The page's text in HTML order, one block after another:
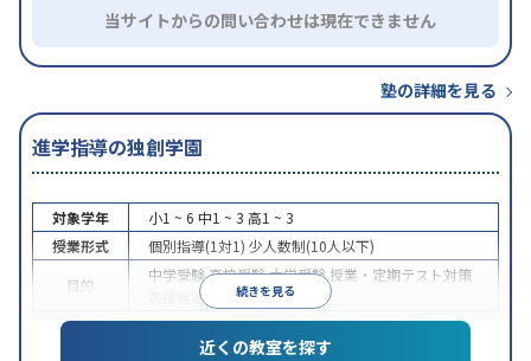
当サイトからの問い合わせは現在できません
塾の詳細を見る
進学指導の独創学園
続きを見る
対象学年 小1 ~ 6 中1 ~ 3 高1 ~ 3
授業形式
個別指導(1対1) 少人数制(10人以下)
目的
中学受験高校受験大学受験 授業・定期テスト対策
各種検定対策
近くの教室を探す